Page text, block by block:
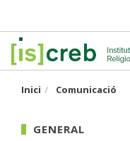
contingut
SK
Inici Comunicació
GENERAL